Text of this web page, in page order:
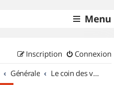
Menu
Connexion
Inscription
Générale Le coin des vidéastes